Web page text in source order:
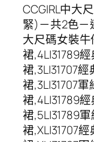
CCGIRL中大
緊)－共2色－
大尺碼女裝
裙,4L|31789
裙,3L|31707
裙,3L|31707
裙,4L|31789
裙,5L|31789
裙,XL|31707